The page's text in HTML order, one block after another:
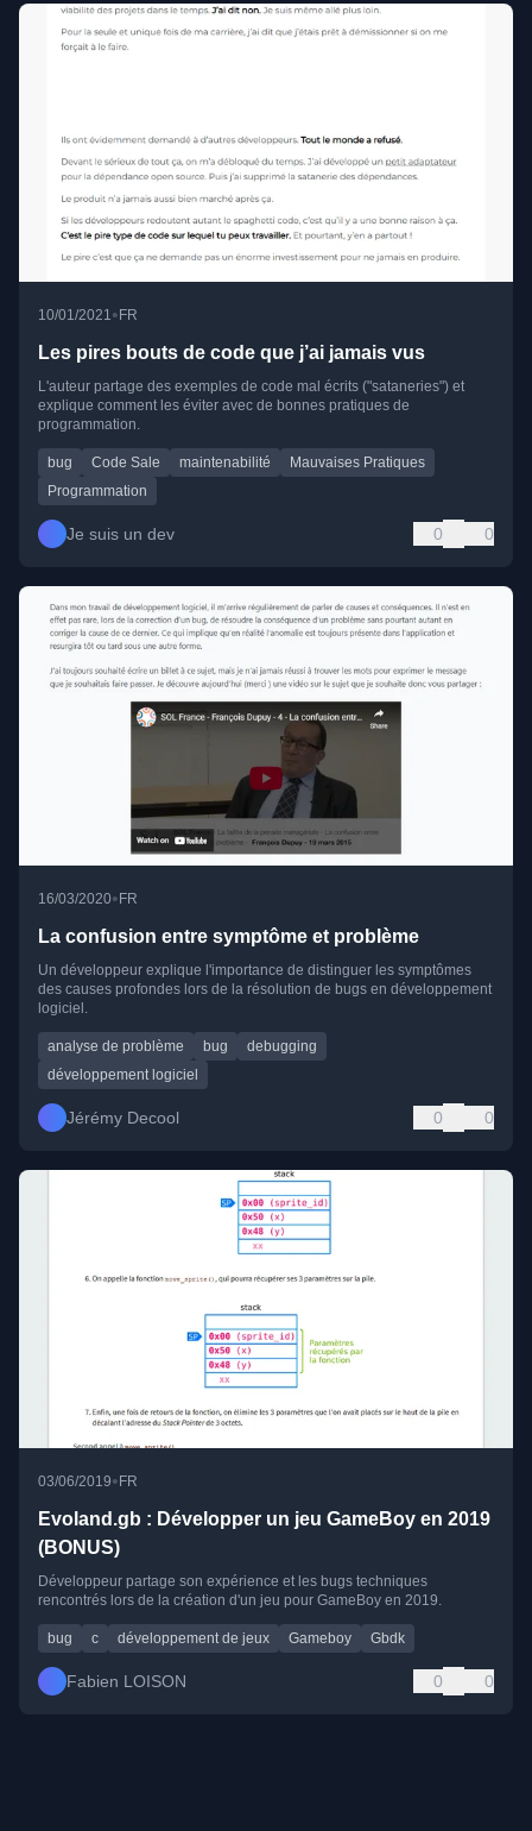
10/01/2021• FR
Les pires bouts de code que j’ai jamais vus
L'auteur partage des exemples de code mal écrits ("sataneries") et
explique comment les éviter avec de bonnes pratiques de
programmation.
bug Code Sale maintenabilité
Mauvaises Pratiques
Programmation
Je suis un dev 0 0
16/03/2020•FR
La confusion entre symptôme et problème
Un développeur explique l'importance de distinguer les symptômes
des causes profondes lors de la résolution de bugs en développement
logiciel.
analyse de problème bug
debugging
développement logiciel
Jérémy Decool 0 0
03/06/2019• FR
Evoland.gb : Développer un jeu GameBoy en 2019
(BONUS)
Développeur partage son expérience et les bugs techniques
rencontrés lors de la création d'un jeu pour GameBoy en 2019.
bug c développement de jeux Gameboy Gbdk
Fabien LOISON 0 0